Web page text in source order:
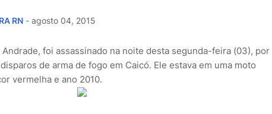
RN - agosto 04, 2015
foi assassinado na noite desta segunda-feira (03), por
de arma de fogo em Caicó. Ele estava em uma moto
vermelha e ano 2010.